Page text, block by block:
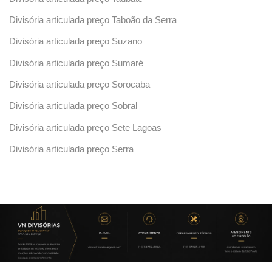
Divisória articulada preço Taboão da Serra
Divisória articulada preço Suzano
Divisória articulada preço Sumaré
Divisória articulada preço Sorocaba
Divisória articulada preço Sobral
Divisória articulada preço Sete Lagoas
Divisória articulada preço Serra